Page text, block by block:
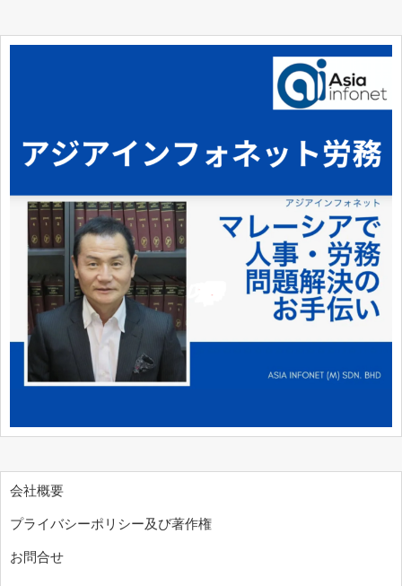
会社概要
プライバシーポリシー及び著作権
お問合せ